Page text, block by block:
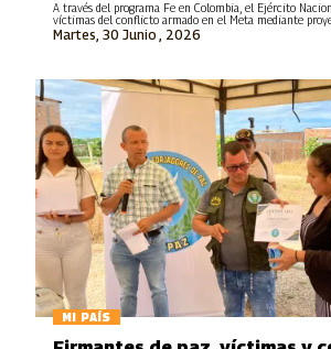
Martes, 30 Junio , 2026
A través del programa Fe en Colombia, el Ejército
víctimas del conflicto armado en el Meta mediante
MI PAÍS